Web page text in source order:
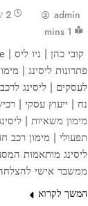
admin 2 שנים ago
1 mins
פתרונות ליסינג |
לעסקים | ליסינג
נח | ייעוץ עסקי |
מימון משאיות |
תפעולי | מימון
ליסינג מותאמות
ממשבר אישי
המשך לקרוא